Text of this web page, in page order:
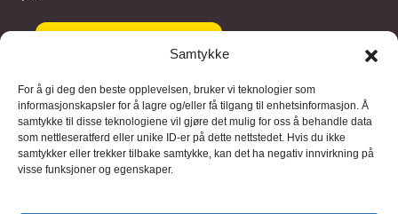
Samtykke
For å gi deg den beste opplevelsen, bruker vi teknologier som
informasjonskapsler for å lagre og/eller få tilgang til enhetsinformasjon. Å
samtykke til disse teknologiene vil gjøre det mulig for oss å behandle data
som nettleseratferd eller unike ID-er på dette nettstedet. Hvis du ikke
samtykker eller trekker tilbake samtykke, kan det ha negativ innvirkning på
visse funksjoner og egenskaper.
Gi et bidrag
Samarbeidspartnere
Blaaregn – digitale tjenester